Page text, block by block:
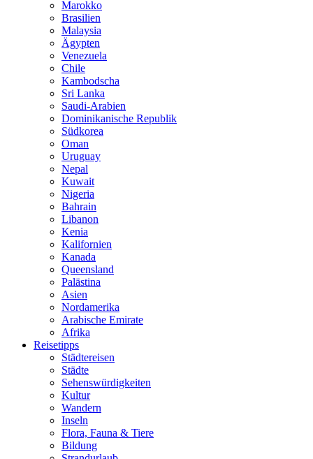
Marokko
Brasilien
Malaysia
Ägypten
Venezuela
Chile
Kambodscha
Sri Lanka
Saudi-Arabien
Dominikanische Republik
Südkorea
Oman
Uruguay
Nepal
Kuwait
Nigeria
Bahrain
Libanon
Kenia
Kalifornien
Kanada
Queensland
Palästina
Asien
Nordamerika
Arabische Emirate
Afrika
Reisetipps
Städtereisen
Städte
Sehenswürdigkeiten
Kultur
Wandern
Inseln
Flora, Fauna & Tiere
Bildung